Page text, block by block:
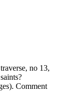
no 13,
Comment